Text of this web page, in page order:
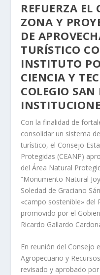
REFUERZA
ZONA Y
DE
TURÍSTICO
INSTITUTO
CIENCIA Y
COLEGIO
Con la finalidad de
consolidar un sistema
turístico, el Consejo
Protegidas (CEANP)
del Área Natural
“Monumento Natural
Soledad de Graciano
«campo sostenible» del
promovido por el
Ricardo Gallardo
En reunión del Consejo
Agropecuario y
revisado y aprobado